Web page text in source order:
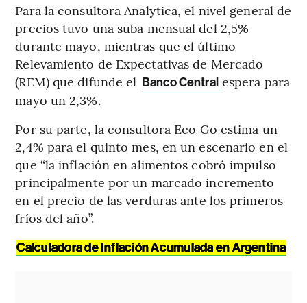
Para la consultora Analytica, el nivel general de
precios tuvo una suba mensual del 2,5%
durante mayo, mientras que el último
Relevamiento de Expectativas de Mercado
(REM) que difunde el Banco Central espera para
mayo un 2,3%.
Por su parte, la consultora Eco Go estima un
2,4% para el quinto mes, en un escenario en el
que “la inflación en alimentos cobró impulso
principalmente por un marcado incremento
en el precio de las verduras ante los primeros
fríos del año”.
Calculadora de Inflación Acumulada en Argentina